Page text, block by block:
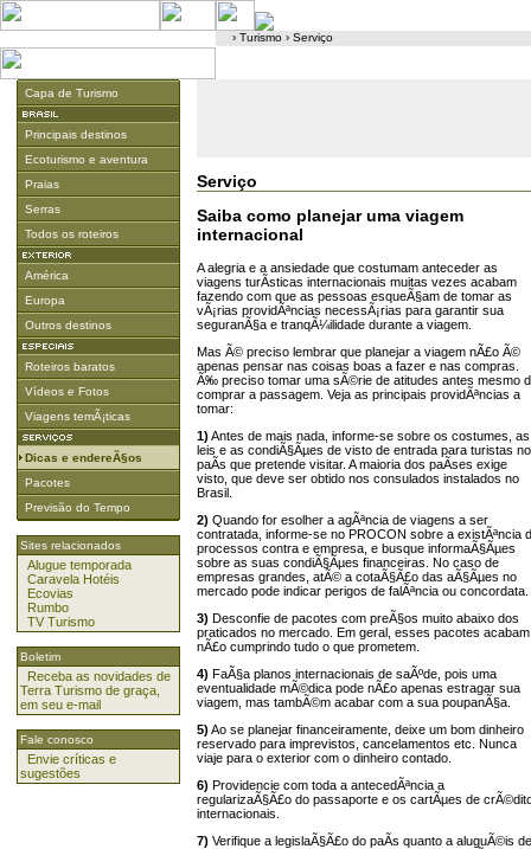
› Turismo › Serviço
Capa de Turismo
Principais destinos
Ecoturismo e aventura
Praias
Serras
Todos os roteiros
América
Europa
Outros destinos
Roteiros baratos
Vídeos e Fotos
Viagens temÃ¡ticas
Dicas e endereÃ§os
Pacotes
Previsão do Tempo
Sites relacionados
Alugue temporada
Caravela Hotéis
Ecovias
Rumbo
TV Turismo
Boletim
Receba as novidades de
Terra Turismo de graça,
em seu e-mail
Fale conosco
Envie críticas e
sugestões
Serviço
Saiba como planejar uma viagem
internacional
A alegria e a ansiedade que costumam anteceder as
viagens turÃ­sticas internacionais muitas vezes acabam
fazendo com que as pessoas esqueÃ§am de tomar as
vÃ¡rias providÃªncias necessÃ¡rias para garantir sua
seguranÃ§a e tranqÃ¼ilidade durante a viagem.
Mas Ã© preciso lembrar que planejar a viagem nÃ£o Ã©
apenas pensar nas coisas boas a fazer e nas compras.
Ã‰ preciso tomar uma sÃ©rie de atitudes antes mesmo
comprar a passagem. Veja as principais providÃªncias a
tomar:
1) Antes de mais nada, informe-se sobre os costumes, as
leis e as condiÃ§Ãµes de visto de entrada para turistas no
paÃ­s que pretende visitar. A maioria dos paÃ­ses exige
visto, que deve ser obtido nos consulados instalados no
Brasil.
2) Quando for esolher a agÃªncia de viagens a ser
contratada, informe-se no PROCON sobre a existÃªncia
processos contra e empresa, e busque informaÃ§Ãµes
sobre as suas condiÃ§Ãµes financeiras. No caso de
empresas grandes, atÃ© a cotaÃ§Ã£o das aÃ§Ãµes no
mercado pode indicar perigos de falÃªncia ou concordata.
3) Desconfie de pacotes com preÃ§os muito abaixo dos
praticados no mercado. Em geral, esses pacotes acabam
nÃ£o cumprindo tudo o que prometem.
4) FaÃ§a planos internacionais de saÃºde, pois uma
eventualidade mÃ©dica pode nÃ£o apenas estragar sua
viagem, mas tambÃ©m acabar com a sua poupanÃ§a.
5) Ao se planejar financeiramente, deixe um bom dinheiro
reservado para imprevistos, cancelamentos etc. Nunca
viaje para o exterior com o dinheiro contado.
6) Providencie com toda a antecedÃªncia a
regularizaÃ§Ã£o do passaporte e os cartÃµes de
internacionais.
7) Verifique a legislaÃ§Ã£o do paÃ­s quanto a aluguÃ©is de